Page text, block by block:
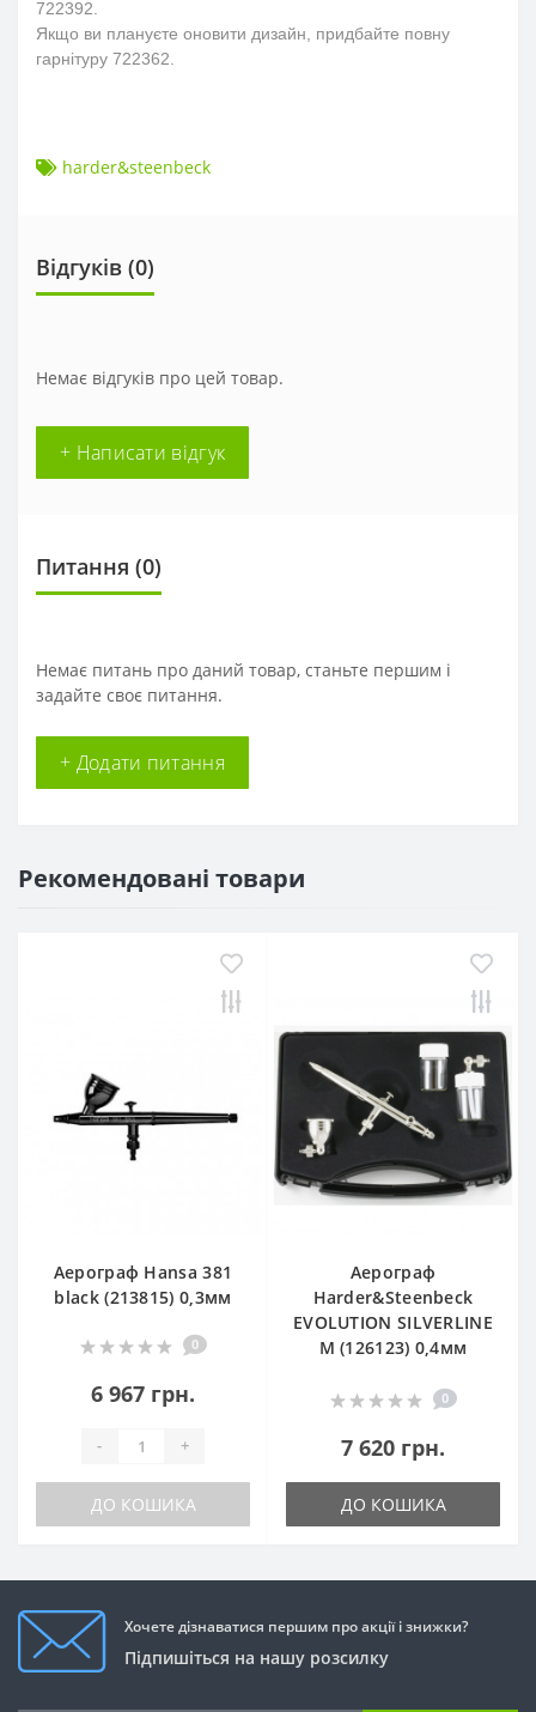
722392.
Якщо ви плануєте оновити дизайн, придбайте повну
гарнітуру 722362.
harder&steenbeck
Відгуків (0)
Немає відгуків про цей товар.
+ Написати відгук
Питання (0)
Немає питань про даний товар, станьте першим і
задайте своє питання.
+ Додати питання
Рекомендовані товари
Аерограф Hansa 381
black (213815) 0,3мм
0
6 967 грн.
- +
ДО КОШИКА
Аерограф
Harder&Steenbeck
EVOLUTION SILVERLINE
M (126123) 0,4мм
0
7 620 грн.
ДО КОШИКА
Хочете дізнаватися першим про акції і знижки?
Підпишіться на нашу розсилку